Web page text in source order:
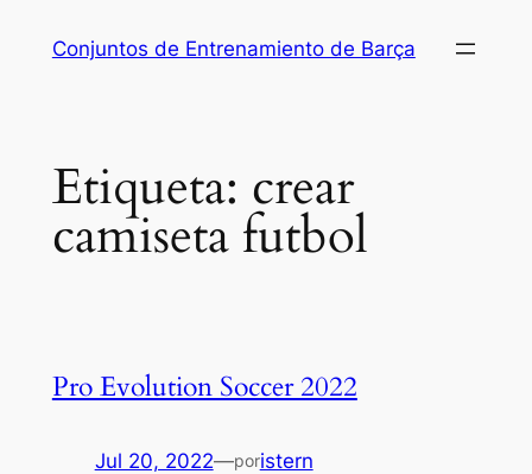
Conjuntos de Entrenamiento de Barça
Etiqueta: crear
camiseta futbol
Pro Evolution Soccer 2022
Jul 20, 2022—poristern